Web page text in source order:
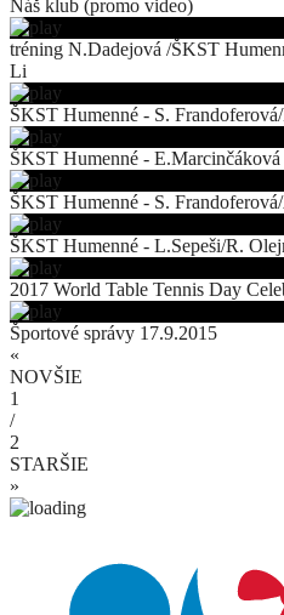
Náš klub (promo video)
tréning N.Dadejová /ŠKST
Li
ŠKST Humenné - S.
ŠKST Humenné -
ŠKST Humenné - S.
ŠKST Humenné - L.Sepeši/R.
2017 World Table Tennis Day
Športové správy 17.9.2015
«
NOVŠIE
1
/
2
STARŠIE
»